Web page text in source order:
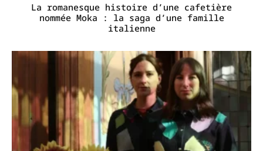
La romanesque histoire d’une cafetière
nommée Moka : la saga d’une famille
italienne